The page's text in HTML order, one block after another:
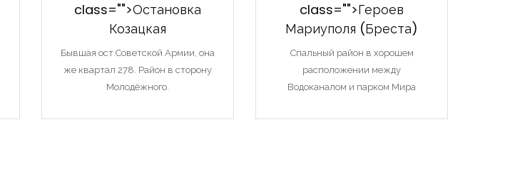
class="">Остановка
Козацкая
Бывшая ост.Советской Армии, она
же квартал 278. Район в сторону
Молодёжного.
class="">Героев
Мариуполя (Бреста)
Спальный район в хорошем
расположении между
Водоканалом и парком Мира